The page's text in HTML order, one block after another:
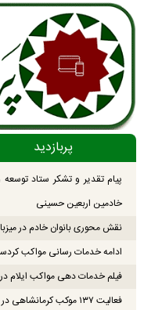
پربازدید
پیام تقدیر و تشکر ستاد
خادمین اربعین حسینی
نقش محوری بانوان خادم در
ادامه خدمات رسانی مواکب
فیلم خدمات دهی مواکب ایلام در
فعالیت ۱۳۷ موکب کرمانشاهی در مسیر بازگشت زوار اربعین